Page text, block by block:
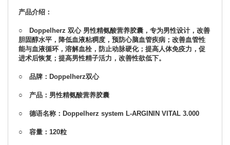
产品介绍：
○ Doppelherz 双心 男性精氨酸营养胶囊，专为男性设计，改善
胆固醇水平，降低血液粘稠度，预防心脑血管疾病； 改善血管性
能与血液循环，溶解血栓，防止动脉硬化；提高人体免疫力，促
进术后恢复； 提高男性精子活力，改善性欲低下。
○ 品牌：Doppelherz双心
○ 产品：男性精氨酸营养胶囊
○ 德语名称：Doppelherz system L-ARGININ VITAL 3.000
○ 容量：120粒